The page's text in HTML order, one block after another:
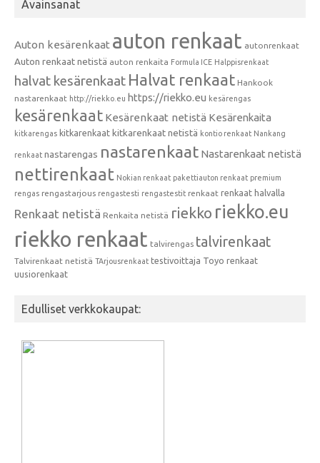
Avainsanat
Auton kesärenkaat auton renkaat autonrenkaat
Auton renkaat netistä auton renkaita Formula ICE Halppisrenkaat
halvat kesärenkaat Halvat renkaat Hankook
nastarenkaat http://riekko.eu https://riekko.eu kesärengas
kesärenkaat Kesärenkaat netistä Kesärenkaita
kitkarengas kitkarenkaat kitkarenkaat netistä kontio renkaat Nankang
renkaat nastarengas nastarenkaat Nastarenkaat netistä
nettirenkaat Nokian renkaat pakettiauton renkaat premium
rengas rengastarjous rengastesti rengastestit renkaat renkaat halvalla
Renkaat netistä Renkaita netistä riekko riekko.eu
riekko renkaat talvirengas talvirenkaat
Talvirenkaat netistä TArjousrenkaat testivoittaja Toyo renkaat
uusiorenkaat
Edulliset verkkokaupat: